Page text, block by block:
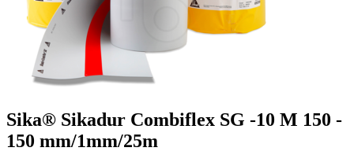
Sika® Sikadur Combiflex SG -10 M 150 -
150 mm/1mm/25m